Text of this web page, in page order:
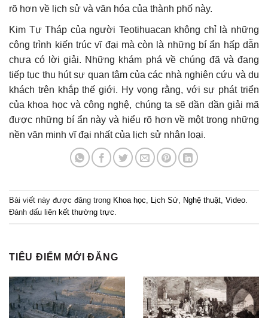
rõ hơn về lịch sử và văn hóa của thành phố này.
Kim Tự Tháp của người Teotihuacan không chỉ là những
công trình kiến trúc vĩ đại mà còn là những bí ẩn hấp dẫn
chưa có lời giải. Những khám phá về chúng đã và đang
tiếp tục thu hút sự quan tâm của các nhà nghiên cứu và du
khách trên khắp thế giới. Hy vọng rằng, với sự phát triển
của khoa học và công nghệ, chúng ta sẽ dần dần giải mã
được những bí ẩn này và hiểu rõ hơn về một trong những
nền văn minh vĩ đại nhất của lịch sử nhân loại.
Bài viết này được đăng trong Khoa học Lịch Sử Nghệ thuật Video
Đánh dấu liên kết thường trực
TIÊU ĐIỂM MỚI ĐĂNG